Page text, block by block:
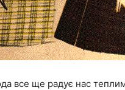
все ще радує нас